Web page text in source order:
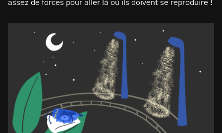
assez de forces pour aller là où ils doivent se reproduire !